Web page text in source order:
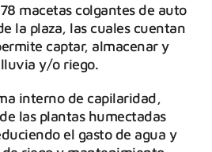
macetas colgantes de auto
la plaza, las cuales cuentan
captar, almacenar y
y/o riego.
interno de capilaridad,
las plantas humectadas
el gasto de agua y